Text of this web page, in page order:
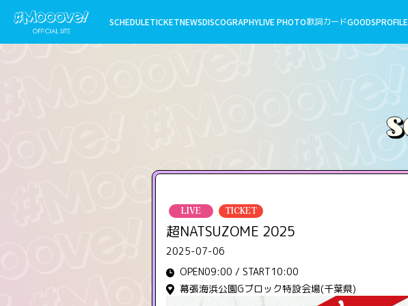
SCHEDULETICKETNEWSDISCOGRAPHYLIVE PHOTO歌詞カードGOODSPROFILE
LIVE TICKET
超NATSUZOME 2025
2025-07-06
OPEN09:00 / START10:00
幕張海浜公園Gブロック特設会場(千葉県)